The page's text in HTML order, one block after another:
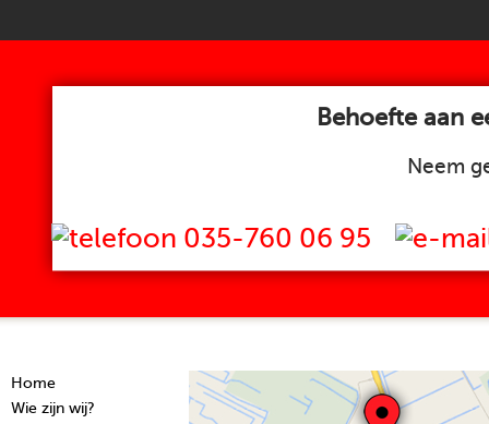
Behoefte aan
Neem
035-760 06 95
Home
Wie zijn wij?